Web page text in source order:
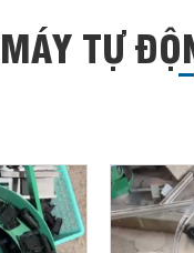
MÁY TỰ